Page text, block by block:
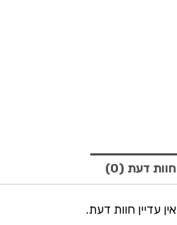
חוות דעת (0)
אין עדיין חוות דעת.